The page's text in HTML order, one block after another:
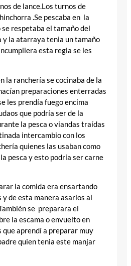
de lance.Los turnos de
.Se pescaba en la
se respetaba el tamaño del
y la atarraya tenia un tamaño
esta regla se les
la ranchería se cocinaba de la
preparaciones enterradas
les prendía fuego encima
que podría ser de la
la pesca o viandas traídas
intercambio con los
quienes las usaban como
pesca y esto podría ser carne
la comida era ensartando
y de esta manera asarlos al
se preparara el
la escama o envuelto en
que aprendí a preparar muy
quien tenia este manjar